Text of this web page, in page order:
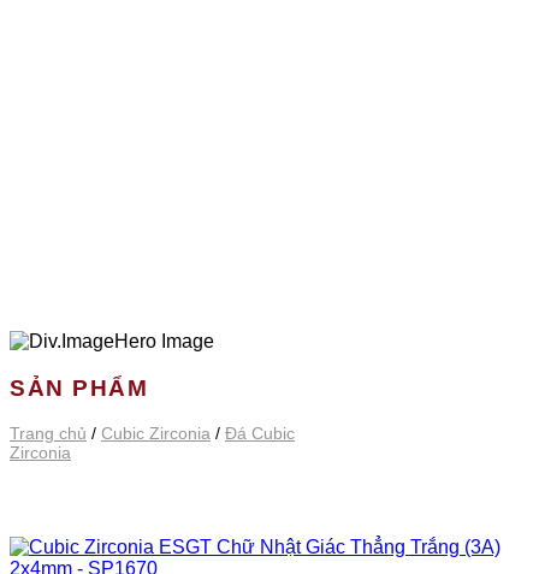
SẢN PHẨM
Trang chủ / Cubic Zirconia / Đá Cubic
Zirconia